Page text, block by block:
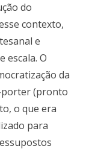
do
contexto,
e
escala. O
da
porter (pronto
o que era
para